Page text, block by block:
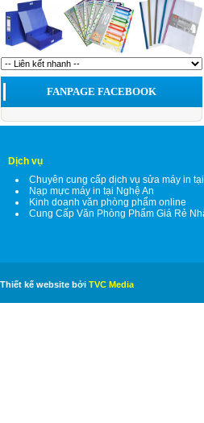
FANPAGE FACEBOOK
Dịch vụ
Chuyên cung cấp dịch vụ sửa máy in
Nạp mực máy in tại Nghệ An
Kinh doanh văn phòng phẩm online
Cung Cấp Văn Phòng Phẩm Giá Rẻ
Thiết kế website bởi TVC Media